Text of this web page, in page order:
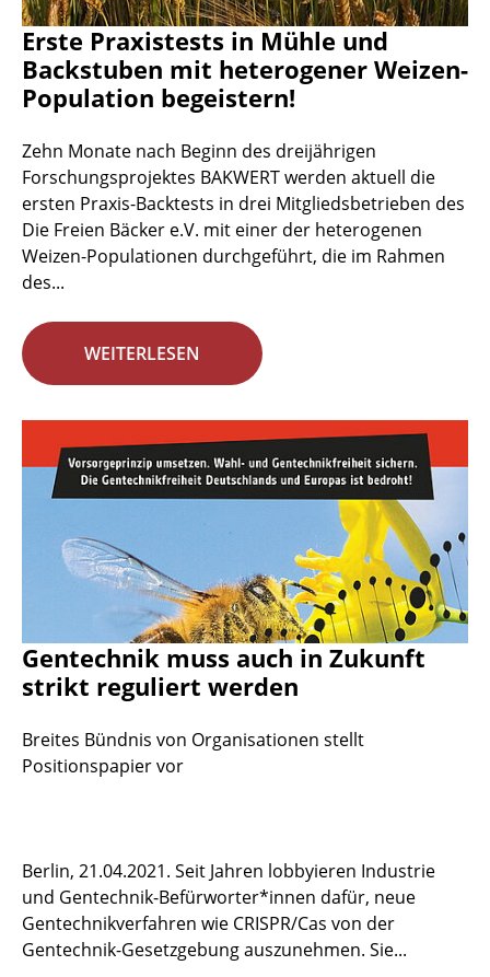
Erste Praxistests in Mühle und
Backstuben mit heterogener Weizen-
Population begeistern!
Zehn Monate nach Beginn des dreijährigen
Forschungsprojektes BAKWERT werden aktuell die
ersten Praxis-Backtests in drei Mitgliedsbetrieben des
Die Freien Bäcker e.V. mit einer der heterogenen
Weizen-Populationen durchgeführt, die im Rahmen
des...
WEITERLESEN
Gentechnik muss auch in Zukunft
strikt reguliert werden
Breites Bündnis von Organisationen stellt
Positionspapier vor
Berlin, 21.04.2021. Seit Jahren lobbyieren Industrie
und Gentechnik-Befürworter*innen dafür, neue
Gentechnikverfahren wie CRISPR/Cas von der
Gentechnik-Gesetzgebung auszunehmen. Sie...